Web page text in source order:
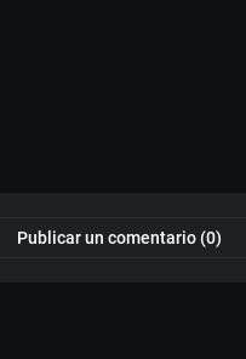
Publicar un comentario (0)